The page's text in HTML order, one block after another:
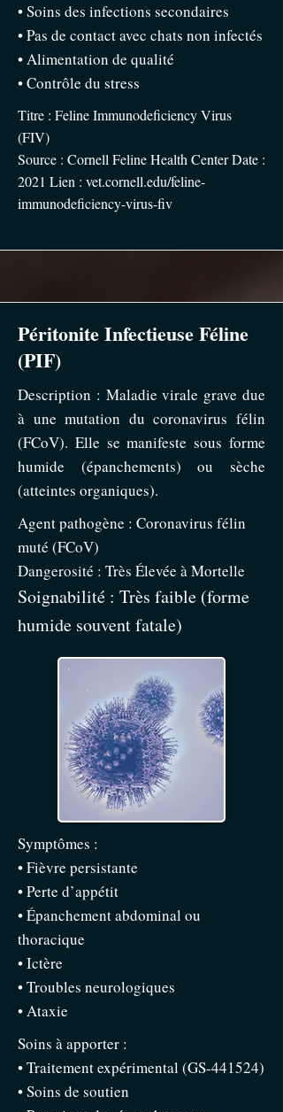
• Soins des infections secondaires
• Pas de contact avec chats non infectés
• Alimentation de qualité
• Contrôle du stress
Titre : Feline Immunodeficiency Virus
(FIV)
Source : Cornell Feline Health Center Date :
2021 Lien : vet.cornell.edu/feline-
immunodeficiency-virus-fiv
Péritonite Infectieuse Féline
(PIF)
Description : Maladie virale grave due
à une mutation du coronavirus félin
(FCoV). Elle se manifeste sous forme
humide (épanchements) ou sèche
(atteintes organiques).
Agent pathogène : Coronavirus félin
muté (FCoV)
Dangerosité : Très Élevée à Mortelle
Soignabilité : Très faible (forme
humide souvent fatale)
Symptômes :
• Fièvre persistante
• Perte d’appétit
• Épanchement abdominal ou
thoracique
• Ictère
• Troubles neurologiques
• Ataxie
Soins à apporter :
• Traitement expérimental (GS-441524)
• Soins de soutien